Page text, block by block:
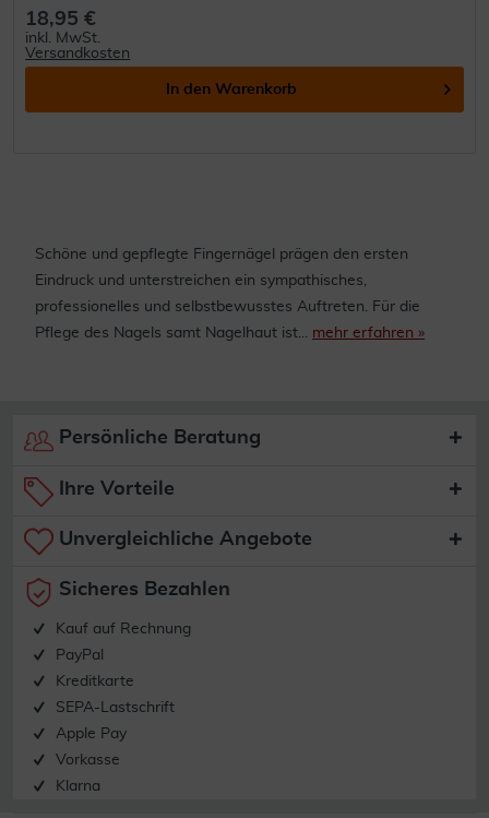
18,95 €
inkl. MwSt.
Versandkosten
In den Warenkorb
Schöne und gepflegte Fingernägel prägen den ersten
Eindruck und unterstreichen ein sympathisches,
professionelles und selbstbewusstes Auftreten. Für die
Pflege des Nagels samt Nagelhaut ist... mehr erfahren »
Persönliche Beratung
Ihre Vorteile
Unvergleichliche Angebote
Sicheres Bezahlen
Kauf auf Rechnung
PayPal
Kreditkarte
SEPA-Lastschrift
Apple Pay
Vorkasse
Klarna